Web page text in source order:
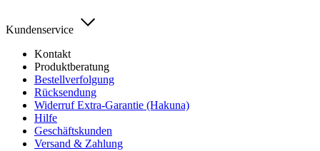
Kundenservice
Kontakt
Produktberatung
Bestellverfolgung
Rücksendung
Widerruf Extra-Garantie (Hakuna)
Hilfe
Geschäftskunden
Versand & Zahlung